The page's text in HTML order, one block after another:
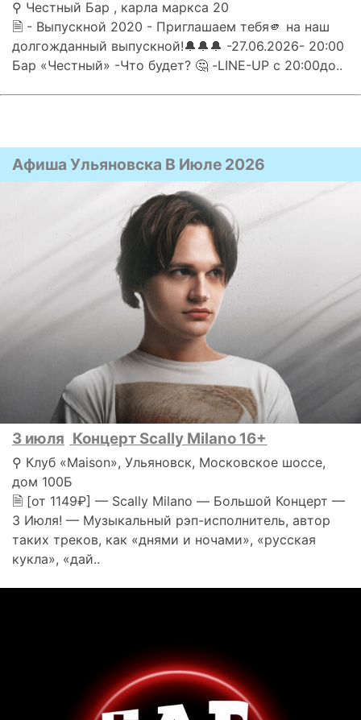
⚲ Честный Бар , карла маркса 20
🗎 - Выпускной 2020 - Приглашаем тебя🫵 на наш
долгожданный выпускной!🔔🔔🔔 -27.06.2026- 20:00
Бар «Честный» -Что будет? 🤔 -LINE-UP с 20:00до..
Афиша Ульяновска В Июле 2026
3 июля Концерт Scally Milano 16+
⚲ Клуб «Maison», Ульяновск, Московское шоссе,
дом 100Б
🗎 [от 1149₽] — Scally Milano — Большой Концерт —
3 Июля! — Музыкальный рэп-исполнитель, автор
таких треков, как «днями и ночами», «русская
кукла», «дай..